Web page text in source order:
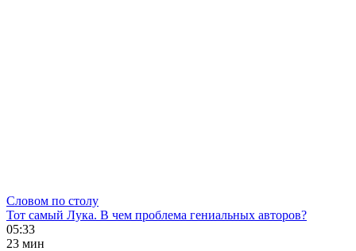
Словом по столу
Тот самый Лука. В чем проблема гениальных авторов?
05:33
23 мин